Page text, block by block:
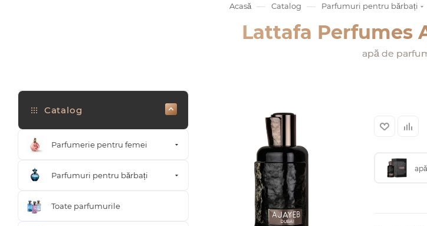
Acasă — Catalog — Parfumuri pentru bărbați
Lattafa Perfumes
apă de
Catalog
Parfumerie pentru femei
Parfumuri pentru bărbați
Toate parfumurile